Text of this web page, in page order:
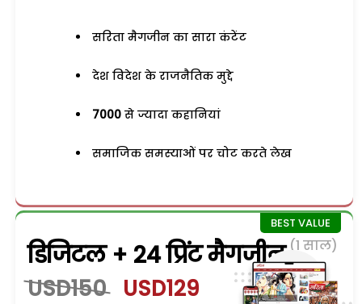
सरिता मैगजीन का सारा कंटेंट
देश विदेश के राजनैतिक मुद्दे
7000 से ज्यादा कहानियां
समाजिक समस्याओं पर चोट करते लेख
डिजिटल + 24 प्रिंट मैगजीन (1 साल)
USD150 USD129